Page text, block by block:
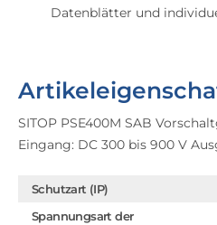
Datenblätter und
SITOP PSE400M SAB
Eingang: DC 300 bis 900 V
Schutzart (IP)
Spannungsart der